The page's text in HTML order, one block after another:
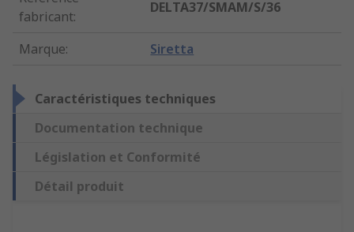
fabricant:
DELTA37/SMAM/S/36
Marque: Siretta
Caractéristiques techniques
Documentation technique
Législation et Conformité
Détail produit